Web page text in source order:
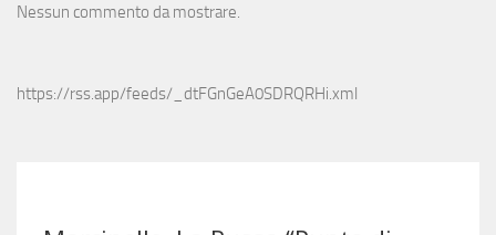
Nessun commento da mostrare.
https://rss.app/feeds/_dtFGnGeA0SDRQRHi.xml